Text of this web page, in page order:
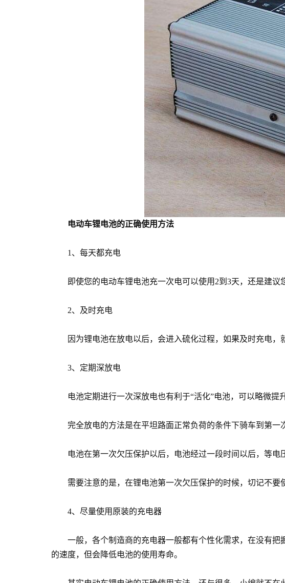
电动车锂电池的正确使用方法
1、每天都充电
即使您的电动车锂电池充一次电可以使用2到3天，还是建议
2、及时充电
因为锂电池在放电以后，会进入硫化过程，如果及时充电，
3、定期深放电
电池定期进行一次深放电也有利于“活化”电池，可以略微提
完全放电的方法是在平坦路面正常负荷的条件下骑车到第一
电池在第一次欠压保护以后，电池经过一段时间以后，等电
需要注意的是，在锂电池第一次欠压保护的时候，切记不要
4、尽量使用原装的充电器
一般，各个制造商的充电器一般都有个性化需求，在没有把
的速度，但会降低电池的使用寿命。